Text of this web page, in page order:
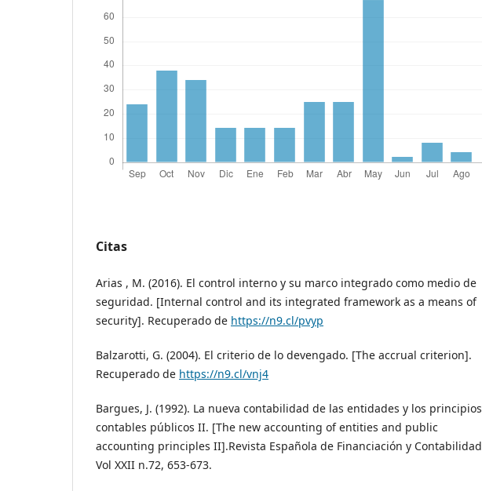
Citas
Arias , M. (2016). El control interno y su marco integrado como medio de
seguridad. [Internal control and its integrated framework as a means of
security]. Recuperado de https://n9.cl/pvyp
Balzarotti, G. (2004). El criterio de lo devengado. [The accrual criterion].
Recuperado de https://n9.cl/vnj4
Bargues, J. (1992). La nueva contabilidad de las entidades y los principios
contables públicos II. [The new accounting of entities and public
accounting principles II].Revista Española de Financiación y Contabilidad
Vol XXII n.72, 653-673.